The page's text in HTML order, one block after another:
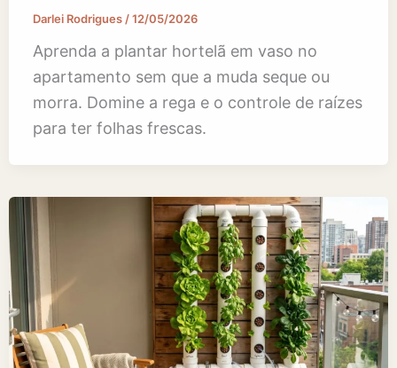
Darlei Rodrigues /12/05/2026
Aprenda a plantar hortelã em vaso no
apartamento sem que a muda seque ou
morra. Domine a rega e o controle de raízes
para ter folhas frescas.